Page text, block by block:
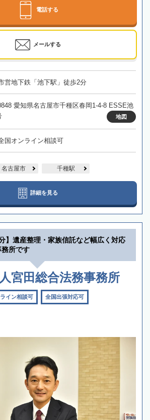
電話する
メールする
営地下鉄「池下駅」徒歩2分
愛知県名古屋市千種区春岡1-4-8 ESSE池
地図
国オンライン相談可
名古屋市 千種駅
詳細を見る
】遺産整理・家族信託など幅広く対応
所です
宮田総合法務事務所
イン相談可 全国出張対応可